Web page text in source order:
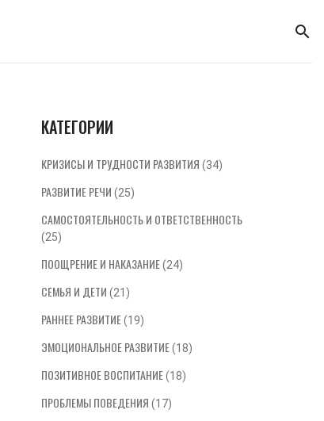
КАТЕГОРИИ
КРИЗИСЫ И ТРУДНОСТИ РАЗВИТИЯ (34)
РАЗВИТИЕ РЕЧИ (25)
САМОСТОЯТЕЛЬНОСТЬ И ОТВЕТСТВЕННОСТЬ
(25)
ПООЩРЕНИЕ И НАКАЗАНИЕ(24)
СЕМЬЯ И ДЕТИ (21)
РАННЕЕ РАЗВИТИЕ(19)
ЭМОЦИОНАЛЬНОЕ РАЗВИТИЕ(18)
ПОЗИТИВНОЕ ВОСПИТАНИЕ(18)
ПРОБЛЕМЫ ПОВЕДЕНИЯ (17)